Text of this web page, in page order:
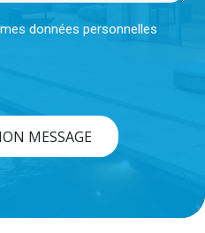
données personnelles
MESSAGE